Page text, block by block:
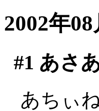
2002年
#1 あさ
あちぃ